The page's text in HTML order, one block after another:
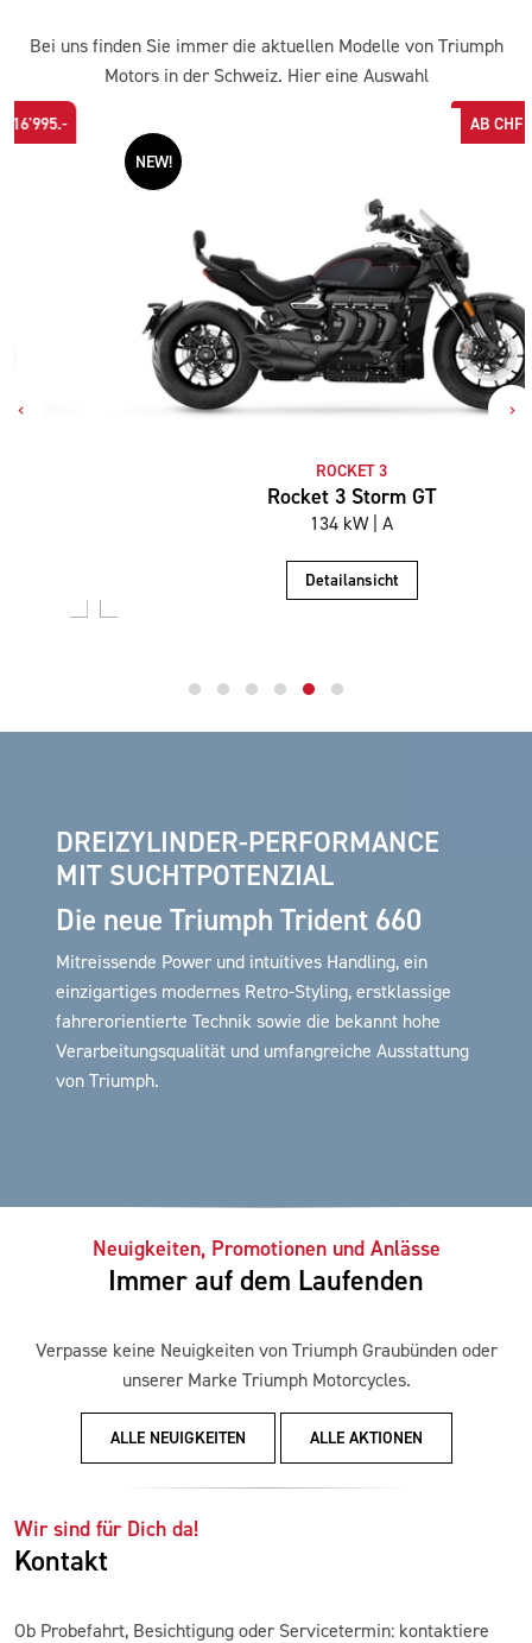
Bei uns finden Sie immer die aktuellen Modelle von Triumph
Motors in der Schweiz. Hier eine Auswahl
Rocket 3 Storm GT
Detailansicht
AB CHF 29'295.-
‹ ›
DREIZYLINDER-PERFORMANCE
MIT SUCHTPOTENZIAL
Die neue Triumph Trident 660
Mitreissende Power und intuitives Handling, ein
einzigartiges modernes Retro-Styling, erstklassige
fahrerorientierte Technik sowie die bekannt hohe
Verarbeitungsqualität und umfangreiche Ausstattung
von Triumph.
Neuigkeiten, Promotionen und Anlässe
Immer auf dem Laufenden
Verpasse keine Neuigkeiten von Triumph Graubünden oder
unserer Marke Triumph Motorcycles.
ALLE NEUIGKEITEN ALLE AKTIONEN
Wir sind für Dich da!
Kontakt
Ob Probefahrt, Besichtigung oder Servicetermin: kontaktiere